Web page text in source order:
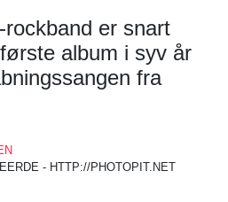
er snart
album i syv år
fra
- HTTP://PHOTOPIT.NET